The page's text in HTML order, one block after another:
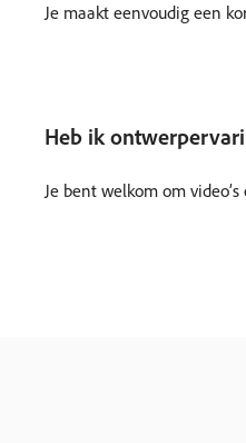
Je maakt eenvoudig een
Heb ik
Je bent welkom om